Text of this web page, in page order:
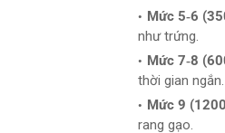
Mức 5‑6
như trứng.
Mức 7‑8
thời gian ngắn.
Mức 9
rang gạo.